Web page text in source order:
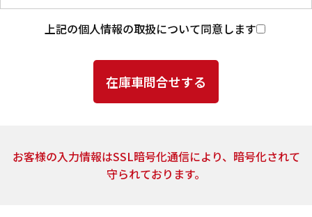
3．第三者への提供
とはありません。
上記2.の利用目的の達成に必要な範囲内において、ご
提供頂いた個人情報の取扱いを委託する場合がありま
す。当社は、個人情報の取扱いを委託する場合、業務委
上記の個人情報の取扱について同意します
お客様の入力情報はSSL暗号化通信により、暗号化されて
守られております。